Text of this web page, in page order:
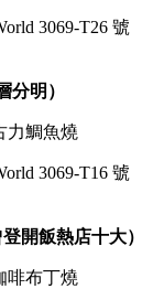
3069-T26 號
分明）
力鯛魚燒
3069-T16 號
開飯熱店十大）
啡布丁燒